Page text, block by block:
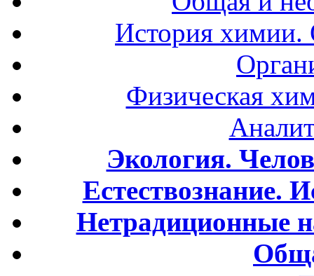
История
Физическая
Экология.
Естествознание.
Нетрадиционные